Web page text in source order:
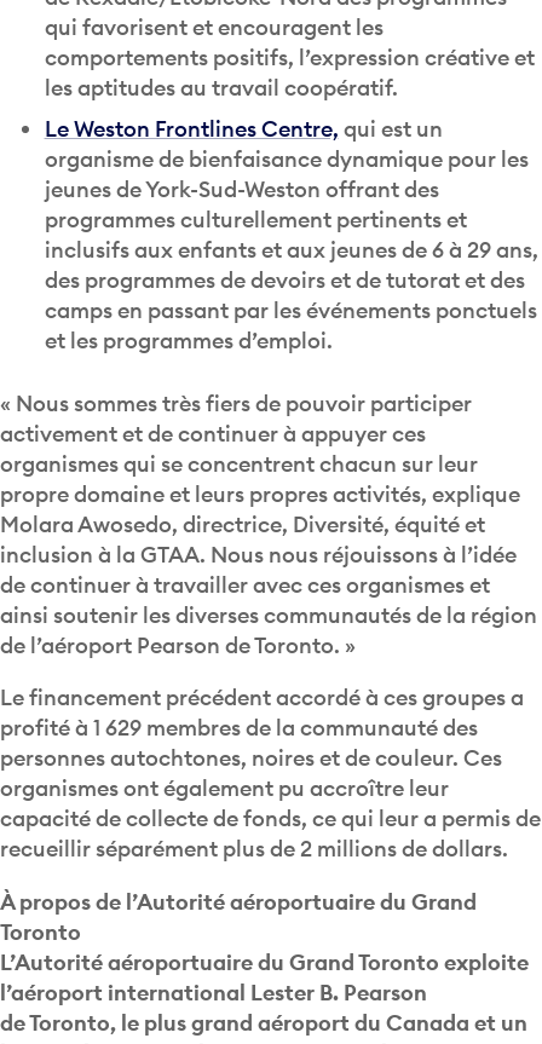
qui favorisent et encouragent les
comportements positifs, l’expression créative et
les aptitudes au travail coopératif.
Le Weston Frontlines Centre, qui est un
organisme de bienfaisance dynamique pour les
jeunes de York-Sud-Weston offrant des
programmes culturellement pertinents et
inclusifs aux enfants et aux jeunes de 6 à 29 ans,
des programmes de devoirs et de tutorat et des
camps en passant par les événements ponctuels
et les programmes d’emploi.
« Nous sommes très fiers de pouvoir participer
activement et de continuer à appuyer ces
organismes qui se concentrent chacun sur leur
propre domaine et leurs propres activités, explique
Molara Awosedo, directrice, Diversité, équité et
inclusion à la GTAA. Nous nous réjouissons à l’idée
de continuer à travailler avec ces organismes et
ainsi soutenir les diverses communautés de la région
de l’aéroport Pearson de Toronto. »
Le financement précédent accordé à ces groupes a
profité à 1 629 membres de la communauté des
personnes autochtones, noires et de couleur. Ces
organismes ont également pu accroître leur
capacité de collecte de fonds, ce qui leur a permis de
recueillir séparément plus de 2 millions de dollars.
À propos de l’Autorité aéroportuaire du Grand
Toronto
L’Autorité aéroportuaire du Grand Toronto exploite
l’aéroport international Lester B. Pearson
de Toronto, le plus grand aéroport du Canada et un